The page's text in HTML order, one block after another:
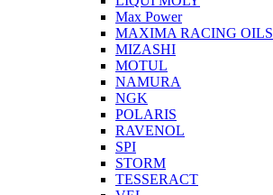
Max Power
MAXIMA RACING OILS
MIZASHI
MOTUL
NAMURA
NGK
POLARIS
RAVENOL
SPI
STORM
TESSERACT